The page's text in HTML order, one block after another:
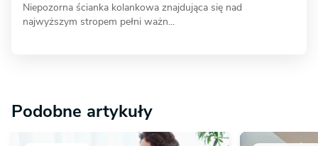
Niepozorna ścianka kolankowa znajdująca się nad
najwyższym stropem pełni ważn...
Podobne artykuły